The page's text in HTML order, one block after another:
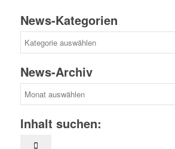
News-Kategorien
Kategorien
News-Archiv
Inhalt suchen: